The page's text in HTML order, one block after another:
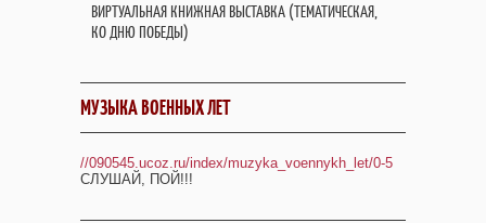
ВИРТУАЛЬНАЯ КНИЖНАЯ ВЫСТАВКА (ТЕМАТИЧЕСКАЯ,
КО ДНЮ ПОБЕДЫ)
МУЗЫКА ВОЕННЫХ ЛЕТ
//090545.ucoz.ru/index/muzyka_voennykh_let/0-5
СЛУШАЙ, ПОЙ!!!